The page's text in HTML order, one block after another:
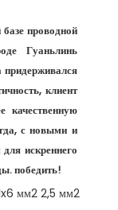
Гуаньлинь
придерживался
клиент
качественную
с новыми и
искреннего